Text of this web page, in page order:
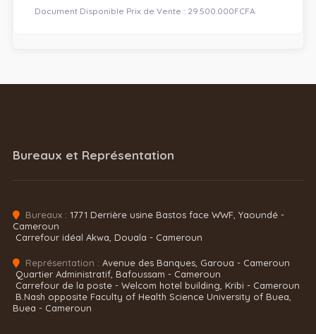
Document Disponible Prix de Vente : 29.500.000FCFA
Bureaux et Représentation
Bureaux : 1771 Derrière usine Bastos face WWF, Yaoundé -
Cameroun
Carrefour idéal Akwa, Douala - Cameroun
Représentation : Avenue des Banques, Garoua - Cameroun
Quartier Administratif, Bafoussam - Cameroun
Carrefour de la poste - Welcom hotel building, Kribi - Cameroun
B.Nash opposite Faculty of Health Science University of Buea,
Buea - Cameroun